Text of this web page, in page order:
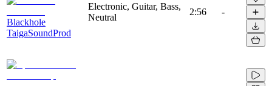
Blackhole
TaigaSoundProd
Electronic, Guitar, Bass,
Neutral
2:56 -